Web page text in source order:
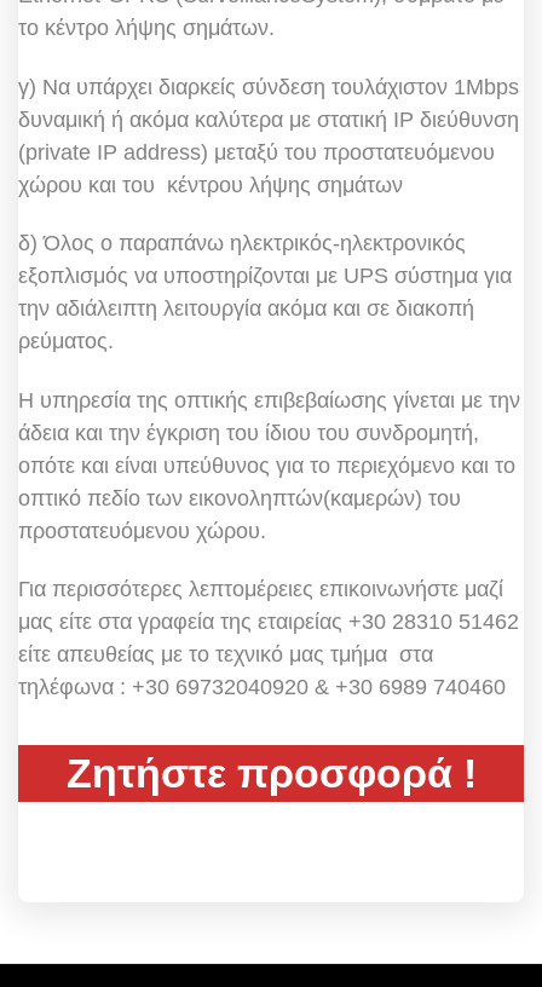
το κέντρο λήψης σημάτων.
γ) Να υπάρχει διαρκείς σύνδεση τουλάχιστον 1Mbps
δυναμική ή ακόμα καλύτερα με στατική ΙΡ διεύθυνση
(private IP address) μεταξύ του προστατευόμενου
χώρου και του κέντρου λήψης σημάτων
δ) Όλος ο παραπάνω ηλεκτρικός-ηλεκτρονικός
εξοπλισμός να υποστηρίζονται με UPS σύστημα για
την αδιάλειπτη λειτουργία ακόμα και σε διακοπή
ρεύματος.
Η υπηρεσία της οπτικής επιβεβαίωσης γίνεται με την
άδεια και την έγκριση του ίδιου του συνδρομητή,
οπότε και είναι υπεύθυνος για το περιεχόμενο και το
οπτικό πεδίο των εικονοληπτών(καμερών) του
προστατευόμενου χώρου.
Για περισσότερες λεπτομέρειες επικοινωνήστε μαζί
μας είτε στα γραφεία της εταιρείας +30 28310 51462
είτε απευθείας με το τεχνικό μας τμήμα στα
τηλέφωνα : +30 69732040920 & +30 6989 740460
Ζητήστε προσφορά !